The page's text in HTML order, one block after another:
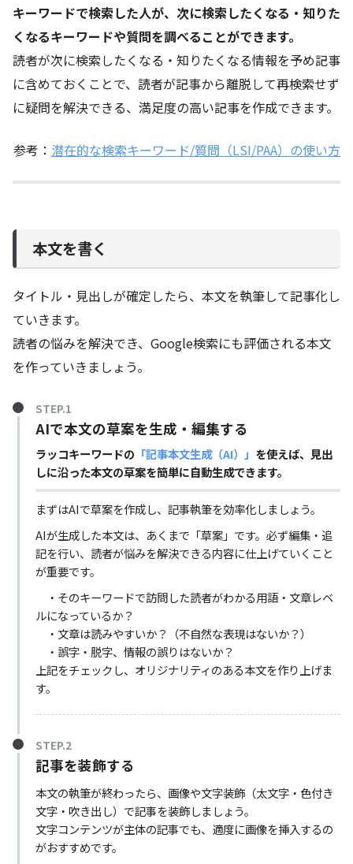
キーワードで検索した人が、次に検索したくなる・知りた
くなるキーワードや質問を調べることができます。
読者が次に検索したくなる・知りたくなる情報を予め記事
に含めておくことで、読者が記事から離脱して再検索せず
に疑問を解決できる、満足度の高い記事を作成できます。
参考： 潜在的な検索キーワード/質問（LSI/PAA）の使い方
本文を書く
タイトル・見出しが確定したら、本文を執筆して記事化し
ていきます。
読者の悩みを解決でき、Google検索にも評価される本文
を作っていきましょう。
STEP.1
AIで本文の草案を生成・編集する
ラッコキーワードの 「記事本文生成（AI）」 を使えば、見出
しに沿った本文の草案を簡単に自動生成できます。
まずはAIで草案を作成し、記事執筆を効率化しましょう。
AIが生成した本文は、あくまで「草案」です。必ず編集・追
記を行い、読者が悩みを解決できる内容に仕上げていくこと
が重要です。
・そのキーワードで訪問した読者がわかる用語・文章レベ
ルになっているか？
・文章は読みやすいか？（不自然な表現はないか？）
・誤字・脱字、情報の誤りはないか？
上記をチェックし、オリジナリティのある本文を作り上げま
す。
STEP.2
記事を装飾する
本文の執筆が終わったら、画像や文字装飾（太文字・色付き
文字・吹き出し）で記事を装飾しましょう。
文字コンテンツが主体の記事でも、適度に画像を挿入するの
がおすすめです。